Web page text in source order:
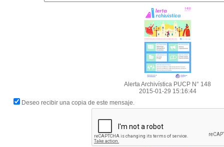
Alerta Archivística PUCP N° 148
2015-01-29 15:16:44
Deseo recibir una copia de este mensaje.